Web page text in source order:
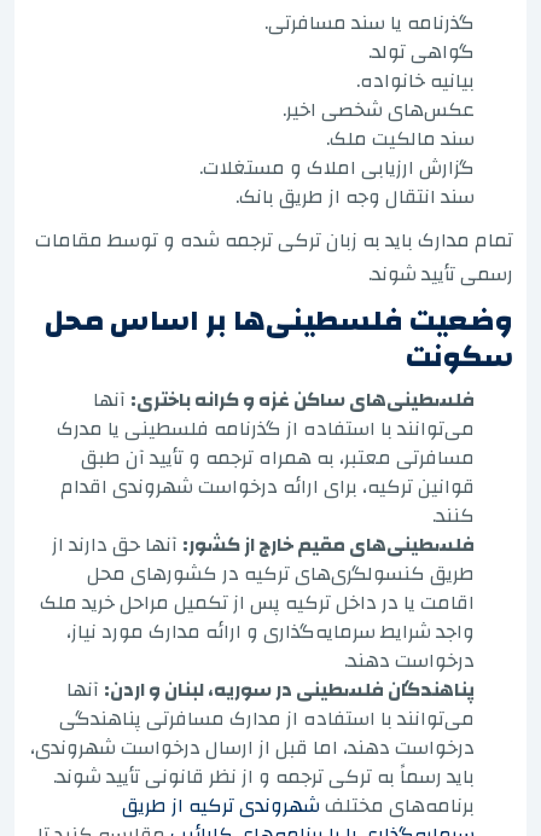
گذرنامه یا سند مسافرتی.
گواهی تولد.
بیانیه خانواده.
عکس‌های شخصی اخیر.
سند مالکیت ملک.
گزارش ارزیابی املاک و مستغلات.
سند انتقال وجه از طریق بانک.
تمام مدارک باید به زبان ترکی ترجمه شده و توسط مقامات
رسمی تأیید شوند.
وضعیت فلسطینی‌ها بر اساس محل
سکونت
فلسطینی‌های ساکن غزه و کرانه باختری: آنها
می‌توانند با استفاده از گذرنامه فلسطینی یا مدرک
مسافرتی معتبر، به همراه ترجمه و تأیید آن طبق
قوانین ترکیه، برای ارائه درخواست شهروندی اقدام
کنند.
فلسطینی‌های مقیم خارج از کشور: آنها حق دارند از
طریق کنسولگری‌های ترکیه در کشورهای محل
اقامت یا در داخل ترکیه پس از تکمیل مراحل خرید ملک
واجد شرایط سرمایه‌گذاری و ارائه مدارک مورد نیاز،
درخواست دهند.
پناهندگان فلسطینی در سوریه، لبنان و اردن: آنها
می‌توانند با استفاده از مدارک مسافرتی پناهندگی
درخواست دهند، اما قبل از ارسال درخواست شهروندی،
باید رسماً به ترکی ترجمه و از نظر قانونی تأیید شوند.
برنامه‌های مختلفشهروندی ترکیه از طریق